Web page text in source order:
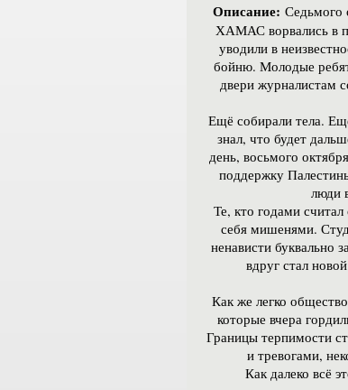
Описание: Седьмого
ХАМАС ворвались в
уводили в
бойню. Молодые
двери журналистам
Ещё собирали тела.
знал, что будет
день, восьмого
поддержку
люди
Те, кто годами
себя мишенями.
ненависти буквально
вдруг стал
Как же легко
которые вчера
Границы терпимости
и тревогами,
Как далеко всё